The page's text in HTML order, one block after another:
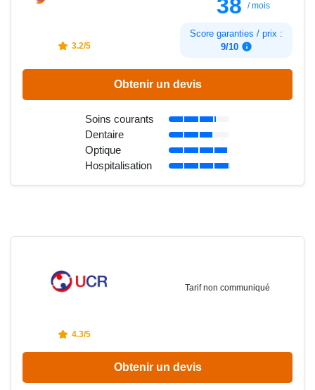
38 / mois
3.2/5
Score garanties / prix :
9/10
Obtenir un devis
Soins courants
Dentaire
Optique
Hospitalisation
Tarif non communiqué
4.3/5
Obtenir un devis